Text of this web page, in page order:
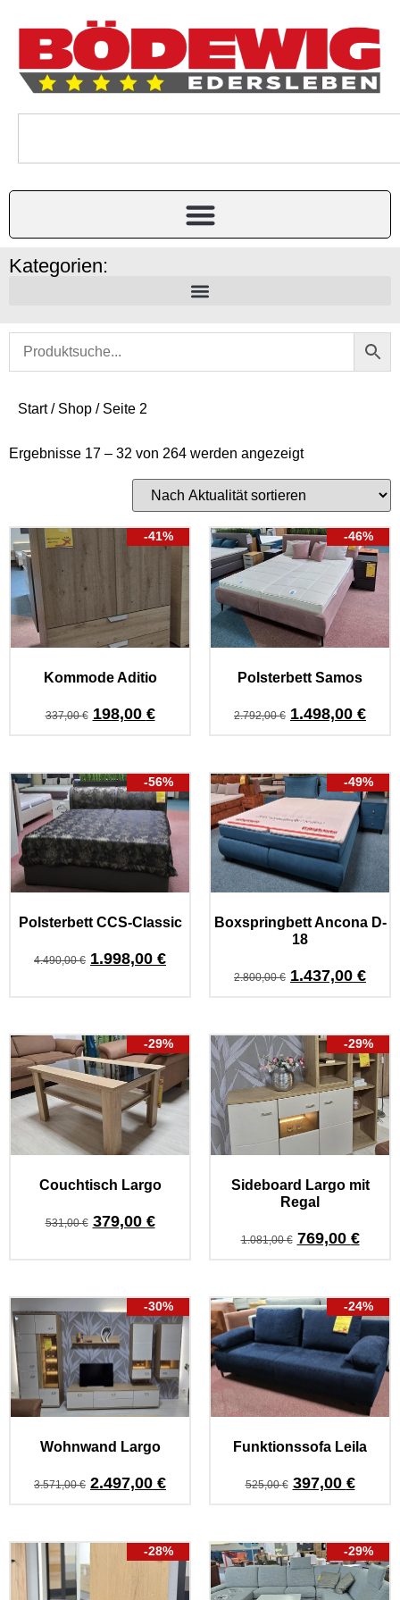
Kategorien:
Start/ Shop / Seite 2
Ergebnisse 17 – 32 von 264 werden angezeigt
-41%
Kommode Aditio
337,00€ 198,00 €
-46%
Polsterbett Samos
2.792,00€ 1.498,00 €
-56%
Polsterbett CCS-Classic
4.490,00€ 1.998,00 €
-49%
Boxspringbett Ancona D-
18
2.800,00€ 1.437,00 €
-29%
Couchtisch Largo
531,00€ 379,00 €
-29%
Sideboard Largo mit
Regal
1.081,00€ 769,00 €
-30%
Wohnwand Largo
3.571,00€ 2.497,00 €
-24%
Funktionssofa Leila
525,00€ 397,00 €
-28% -29%